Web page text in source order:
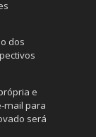
dos
e
mail para
será